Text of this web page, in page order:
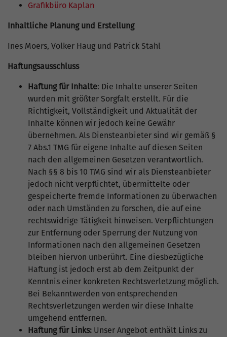
Grafikbüro Kaplan
Inhaltliche Planung und Erstellung
Ines Moers, Volker Haug und Patrick Stahl
Haftungsausschluss
Haftung für Inhalte: Die Inhalte unserer Seiten
wurden mit größter Sorgfalt erstellt. Für die
Richtigkeit, Vollständigkeit und Aktualität der
Inhalte können wir jedoch keine Gewähr
übernehmen. Als Diensteanbieter sind wir gemäß §
7 Abs.1 TMG für eigene Inhalte auf diesen Seiten
nach den allgemeinen Gesetzen verantwortlich.
Nach §§ 8 bis 10 TMG sind wir als Diensteanbieter
jedoch nicht verpflichtet, übermittelte oder
gespeicherte fremde Informationen zu überwachen
oder nach Umständen zu forschen, die auf eine
rechtswidrige Tätigkeit hinweisen. Verpflichtungen
zur Entfernung oder Sperrung der Nutzung von
Informationen nach den allgemeinen Gesetzen
bleiben hiervon unberührt. Eine diesbezügliche
Haftung ist jedoch erst ab dem Zeitpunkt der
Kenntnis einer konkreten Rechtsverletzung möglich.
Bei Bekanntwerden von entsprechenden
Rechtsverletzungen werden wir diese Inhalte
umgehend entfernen.
Haftung für Links: Unser Angebot enthält Links zu